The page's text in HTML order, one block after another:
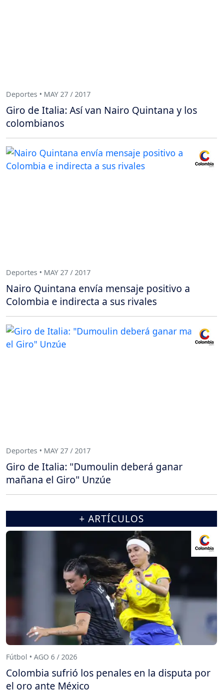
Deportes • MAY 27 / 2017
Giro de Italia: Así van Nairo Quintana y los
colombianos
Deportes • MAY 27 / 2017
Nairo Quintana envía mensaje positivo a
Colombia e indirecta a sus rivales
Deportes • MAY 27 / 2017
Giro de Italia: "Dumoulin deberá ganar
mañana el Giro" Unzúe
+ ARTÍCULOS
Fútbol • AGO 6 / 2026
Colombia sufrió los penales en la disputa por
el oro ante México